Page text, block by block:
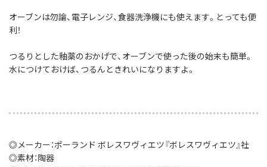
オーブンは勿論、電子レンジ、食器洗浄機にも使えます。とっても便
利！
つるりとした釉薬のおかげで、オーブンで使った後の始末も簡単。
水につけておけば、つるんときれいになりますよ。
◎メーカー：ポーランド ボレスワヴィエツ『ボレスワヴィエツ』社
◎素材：陶器